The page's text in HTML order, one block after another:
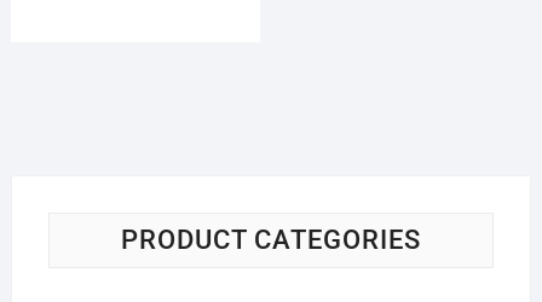
page
PRODUCT CATEGORIES